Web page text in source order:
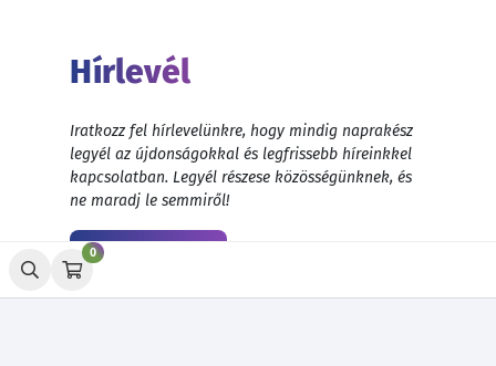
0
Hírlevél
Iratkozz fel hírlevelünkre, hogy mindig naprakész
legyél az újdonságokkal és legfrissebb híreinkkel
kapcsolatban. Legyél részese közösségünknek, és
ne maradj le semmiről!